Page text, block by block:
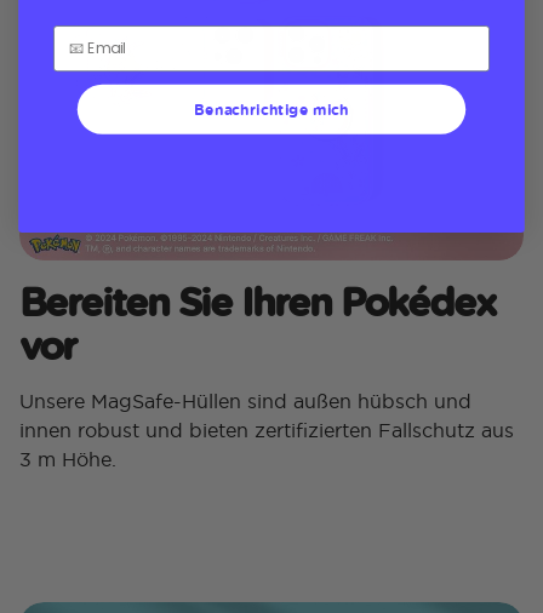
Bereiten Sie Ihren Pokédex
vor
Unsere MagSafe-Hüllen sind außen hübsch und
innen robust und bieten zertifizierten Fallschutz aus
3 m Höhe.
Benachrichtige mich